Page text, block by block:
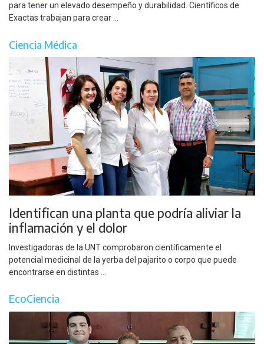
para tener un elevado desempeño y durabilidad. Científicos de
Exactas trabajan para crear ...
Ciencia Médica
Identifican una planta que podría aliviar la
inflamación y el dolor
Investigadoras de la UNT comprobaron científicamente el
potencial medicinal de la yerba del pajarito o corpo que puede
encontrarse en distintas ...
EcoCiencia